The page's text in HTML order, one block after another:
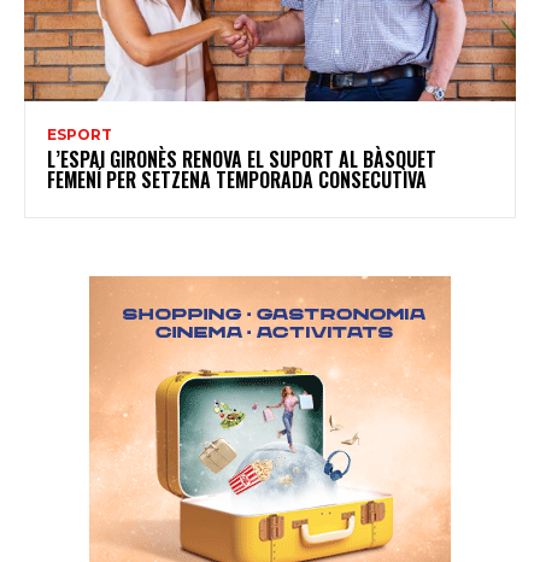
ESPORT
L’ESPAI GIRONÈS RENOVA EL SUPORT AL BÀSQUET
FEMENÍ PER SETZENA TEMPORADA CONSECUTIVA